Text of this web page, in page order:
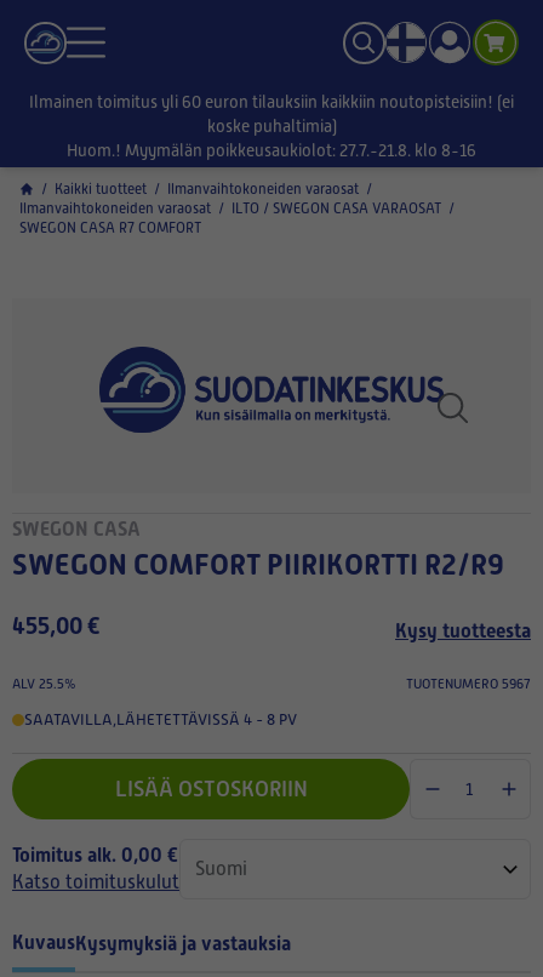
Ilmainen toimitus yli 60 euron tilauksiin kaikkiin noutopisteisiin! (ei
koske puhaltimia)
Huom.! Myymälän poikkeusaukiolot: 27.7.-21.8. klo 8-16
/ Kaikki tuotteet / Ilmanvaihtokoneiden varaosat /
Ilmanvaihtokoneiden varaosat / ILTO / SWEGON CASA VARAOSAT /
SWEGON CASA R7 COMFORT
SWEGON CASA
SWEGON COMFORT PIIRIKORTTI R2/R9
455,00 € Kysy tuotteesta
ALV 25.5% TUOTENUMERO 5967
SAATAVILLA LÄHETETTÄVISSÄ 4 - 8 PV
LISÄÄ OSTOSKORIIN
Toimitus alk. 0,00 €
Katso toimituskulut
KuvausKysymyksiä ja vastauksia